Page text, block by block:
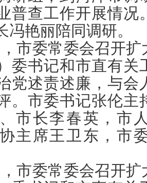
普查工作开展情况
冯艳丽陪同调研。
市委常委会召开
委书记和市直有关
党述责述廉，与会
。市委书记张伦主
市长李春英，市
主席王卫东，市
市委常委会召开